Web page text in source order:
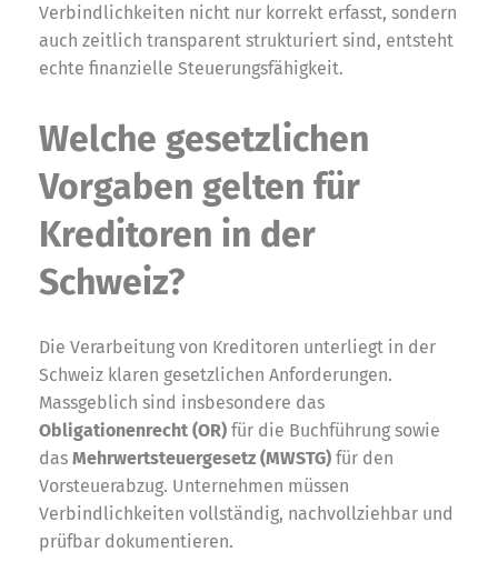
Verbindlichkeiten nicht nur korrekt erfasst, sondern
auch zeitlich transparent strukturiert sind, entsteht
echte finanzielle Steuerungsfähigkeit.
Welche gesetzlichen
Vorgaben gelten für
Kreditoren in der
Schweiz?
Die Verarbeitung von Kreditoren unterliegt in der
Schweiz klaren gesetzlichen Anforderungen.
Massgeblich sind insbesondere das
Obligationenrecht (OR) für die Buchführung sowie
das Mehrwertsteuergesetz (MWSTG) für den
Vorsteuerabzug. Unternehmen müssen
Verbindlichkeiten vollständig, nachvollziehbar und
prüfbar dokumentieren.